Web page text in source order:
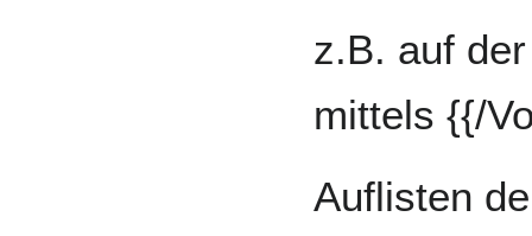
z.B. auf
mittels {{/
Auflisten